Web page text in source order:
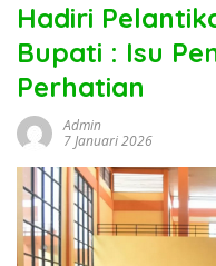
Hadiri
Bupati : Isu
Perhatian
Admin
7 Januari 2026